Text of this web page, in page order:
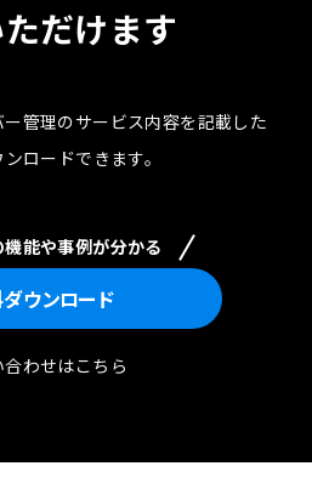
だけます
管理のサービス内容を記載した
ンロードできます。
能や事例が分かる
ダウンロード
合わせはこちら